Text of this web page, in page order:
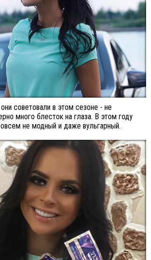
советовали в этом сезоне - не
много блесток на глаза. В этом году
не модный и даже вульгарный.